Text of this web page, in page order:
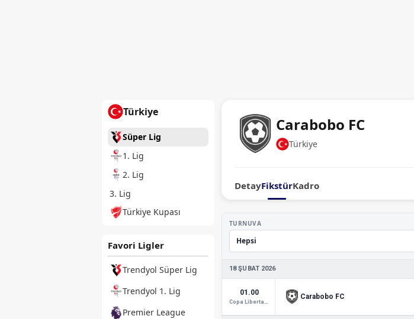
Türkiye
Süper Lig
1. Lig
2. Lig
3. Lig
Türkiye Kupası
Favori Ligler
Trendyol Süper Lig
Trendyol 1. Lig
Premier League
Carabobo FC
Türkiye
DetayFikstürKadro
TURNUVA
18 ŞUBAT 2026
01.00
Copa Libertadores
Carabobo FC